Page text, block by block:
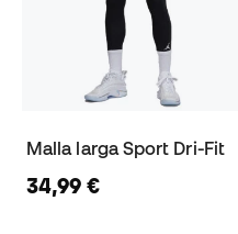
Malla larga Sport Dri-Fit
34,99 €